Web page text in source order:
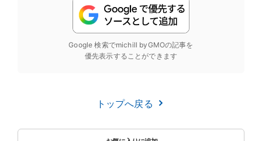
Google 検索でmichill byGMOの記事を
優先表示することができます
トップへ戻る